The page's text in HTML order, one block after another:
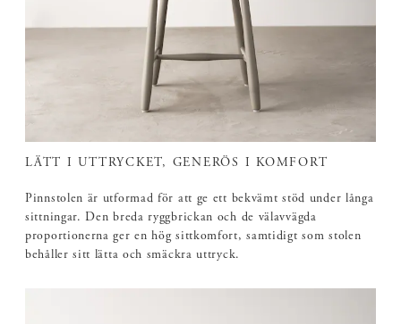
LÄTT I UTTRYCKET, GENERÖS I KOMFORT
Pinnstolen är utformad för att ge ett bekvämt stöd under långa
sittningar. Den breda ryggbrickan och de välavvägda
proportionerna ger en hög sittkomfort, samtidigt som stolen
behåller sitt lätta och smäckra uttryck.